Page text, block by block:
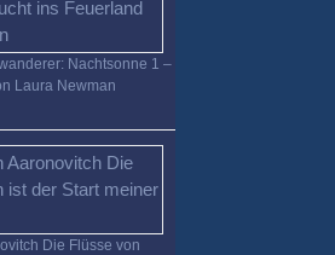
Nachtsonne 1 –
Laura Newman
Die Flüsse von